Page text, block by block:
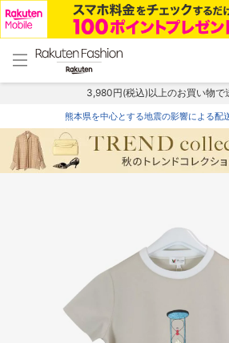
menu home
トップ
3,980円(税込)以上のお買い物で
熊本県を中心とする地震の影響による配